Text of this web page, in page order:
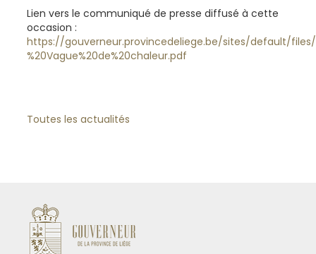
Lien vers le communiqué de presse diffusé à cette
occasion :
https://gouverneur.provincedeliege.be/sites/default/files/
%20Vague%20de%20chaleur.pdf
Toutes les actualités